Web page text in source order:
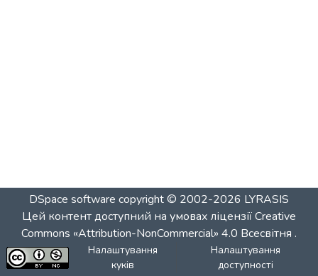
DSpace software copyright © 2002-2026 LYRASIS
Цей контент доступний на умовах ліцензіїCreative
Commons «Attribution-NonCommercial» 4.0 Всесвітня .
Налаштування
куків
Налаштування
доступності